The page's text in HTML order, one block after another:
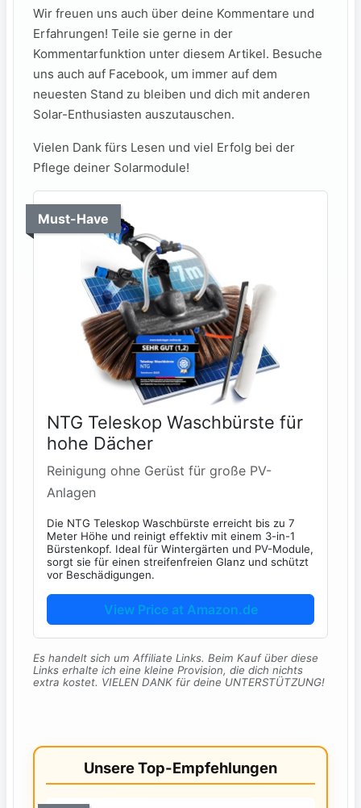
Wir​ freuen uns auch über ‍deine Kommentare und
Erfahrungen! Teile‌ sie gerne in der
Kommentarfunktion unter diesem Artikel. Besuche
uns auch auf‌ Facebook,‌ um immer auf dem
neuesten Stand zu bleiben und dich mit⁢ anderen
Solar-Enthusiasten auszutauschen.
Vielen Dank fürs Lesen und⁢ viel Erfolg bei der
Pflege ⁢deiner Solarmodule!
Must-Have
NTG Teleskop Waschbürste für
hohe Dächer
Reinigung ohne Gerüst für große PV-
Anlagen
Die NTG Teleskop Waschbürste erreicht bis zu 7
Meter Höhe und reinigt effektiv mit einem 3-in-1
Bürstenkopf. Ideal für Wintergärten und PV-Module,
sorgt sie für einen streifenfreien Glanz und schützt
vor Beschädigungen.
View Price at Amazon.de
Es handelt sich um Affiliate Links. Beim Kauf über diese
Links erhalte ich eine kleine Provision, die dich nichts
extra kostet. VIELEN DANK für deine UNTERSTÜTZUNG!
Unsere Top-Empfehlungen